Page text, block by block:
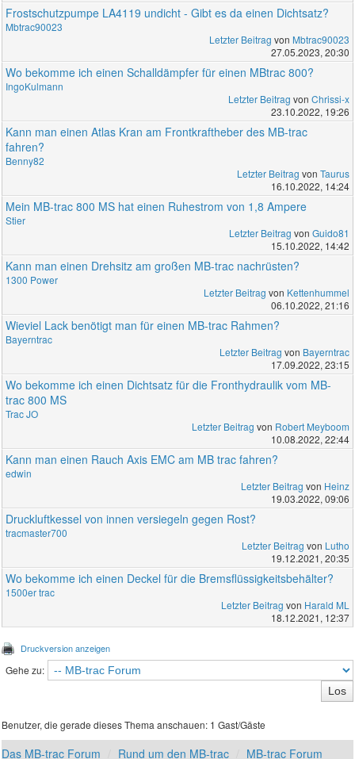
Frostschutzpumpe LA4119 undicht - Gibt es da einen Dichtsatz?
Mbtrac90023
Letzter Beitrag von Mbtrac90023
27.05.2023, 20:30
Wo bekomme ich einen Schalldämpfer für einen MBtrac 800?
IngoKulmann
Letzter Beitrag von Chrissi-x
23.10.2022, 19:26
Kann man einen Atlas Kran am Frontkraftheber des MB-trac
fahren?
Benny82
Letzter Beitrag von Taurus
16.10.2022, 14:24
Mein MB-trac 800 MS hat einen Ruhestrom von 1,8 Ampere
Stier
Letzter Beitrag von Guido81
15.10.2022, 14:42
Kann man einen Drehsitz am großen MB-trac nachrüsten?
1300 Power
Letzter Beitrag von Kettenhummel
06.10.2022, 21:16
Wieviel Lack benötigt man für einen MB-trac Rahmen?
Bayerntrac
Letzter Beitrag von Bayerntrac
17.09.2022, 23:15
Wo bekomme ich einen Dichtsatz für die Fronthydraulik vom MB-
trac 800 MS
Trac JO
Letzter Beitrag von Robert Meyboom
10.08.2022, 22:44
Kann man einen Rauch Axis EMC am MB trac fahren?
edwin
Letzter Beitrag von Heinz
19.03.2022, 09:06
Druckluftkessel von innen versiegeln gegen Rost?
tracmaster700
Letzter Beitrag von Lutho
19.12.2021, 20:35
Wo bekomme ich einen Deckel für die Bremsflüssigkeitsbehälter?
1500er trac
Letzter Beitrag von Harald ML
18.12.2021, 12:37
Druckversion anzeigen
Gehe zu:
Benutzer, die gerade dieses Thema anschauen: 1 Gast/Gäste
Das MB-trac Forum Rund um den MB-trac MB-trac Forum